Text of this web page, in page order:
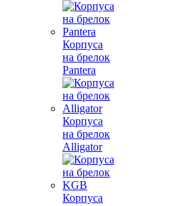
Корпуса
на брелок
Pantera
Корпуса
на брелок
Alligator
Корпуса